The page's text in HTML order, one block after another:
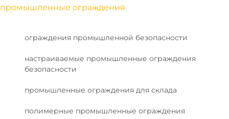
промышленные ограждения
ограждения промышленной безопасности
настраиваемые промышленные ограждения
безопасности
промышленные ограждения для склада
полимерные промышленные ограждения